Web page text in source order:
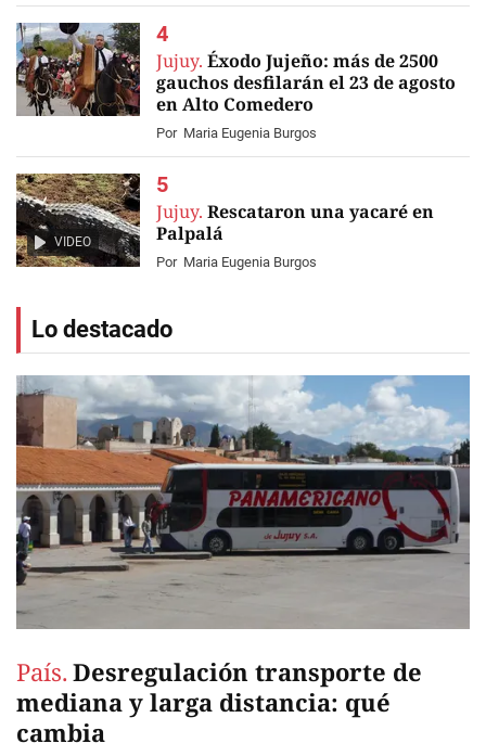
Jujuy. Éxodo Jujeño: más de 2500
gauchos desfilarán el 23 de agosto
en Alto Comedero
Por Maria Eugenia Burgos
VIDEO
Jujuy. Rescataron una yacaré en
Palpalá
Por Maria Eugenia Burgos
Lo destacado
País. Desregulación transporte de
mediana y larga distancia: qué
cambia